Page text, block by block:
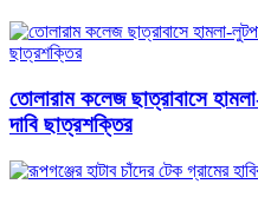
তোলারাম কলেজ ছাত্রাবাসে
দাবি ছাত্রশক্তির